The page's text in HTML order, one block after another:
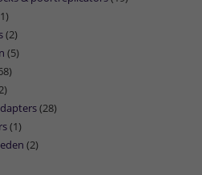
(2)
(5)
(28)
(1)
(2)